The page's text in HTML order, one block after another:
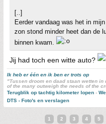
[..]
Eerder vandaag was het in
zon stond minder heet dan de
binnen kwam.
Jij had toch een witte auto?
Ik heb er één en ik ben er trots op
"Tussen droom en daad staan wetten
of the many outweigh the needs of the
Terugblik op tachtig kilometer lopen -
DTS - Foto's en verslagen
1 2 3 4 5